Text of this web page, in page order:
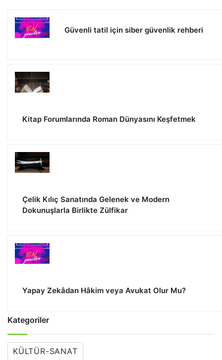
Güvenli tatil için siber güvenlik rehberi
Kitap Forumlarında Roman Dünyasını Keşfetmek
Çelik Kılıç Sanatında Gelenek ve Modern
Dokunuşlarla Birlikte Zülfikar
Yapay Zekâdan Hâkim veya Avukat Olur Mu?
Kategoriler
KÜLTÜR-SANAT